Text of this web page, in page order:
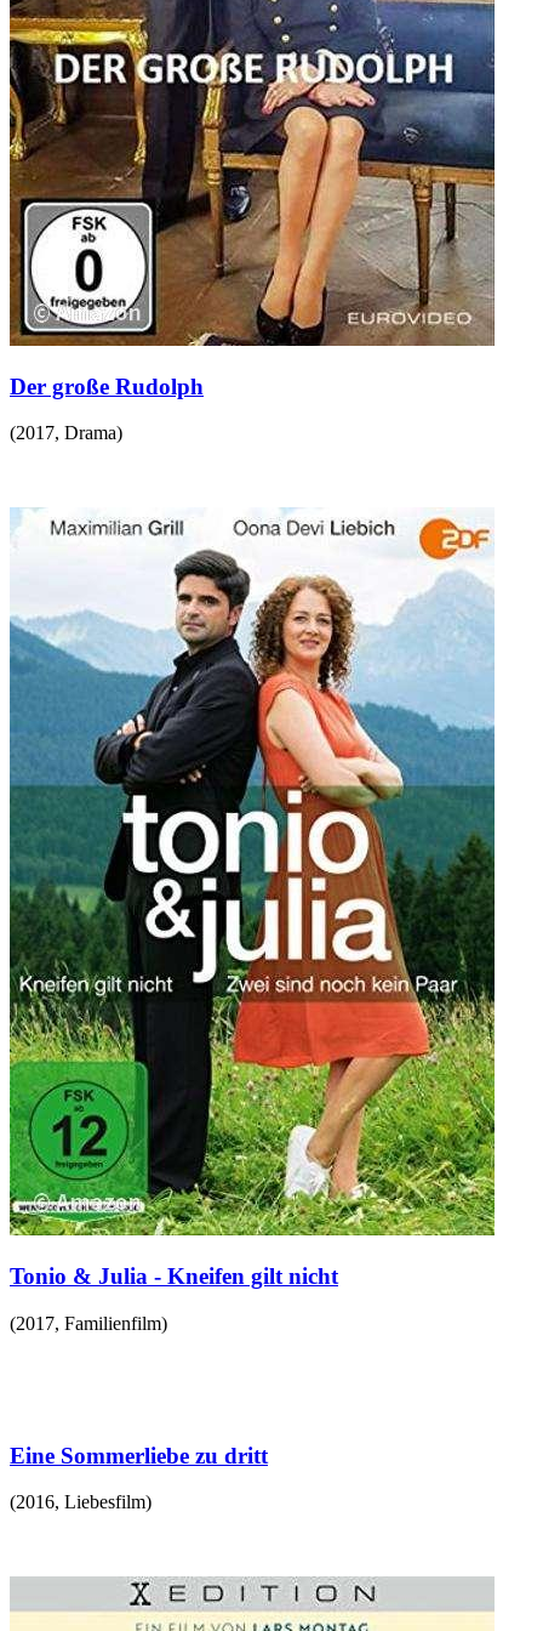
Der große Rudolph
(2017, Drama)
Tonio & Julia - Kneifen gilt nicht
(2017, Familienfilm)
Eine Sommerliebe zu dritt
(2016, Liebesfilm)